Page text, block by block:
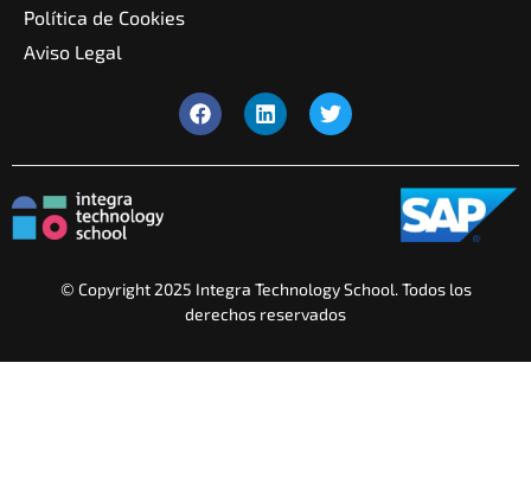
Política de Cookies
Aviso Legal
© Copyright 2025 Integra Technology School. Todos los
derechos reservados